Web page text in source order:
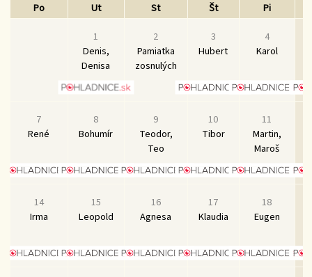
Po Ut St Št
Pi
1
Denis,
Denisa
2
Pamiatka
zosnulých
3
Hubert
4
Karol
7
René
8
Bohumír
9
Teodor,
Teo
10
Tibor
11
Martin,
Maroš
14
Irma
15
Leopold
16
Agnesa
17
Klaudia
18
Eugen